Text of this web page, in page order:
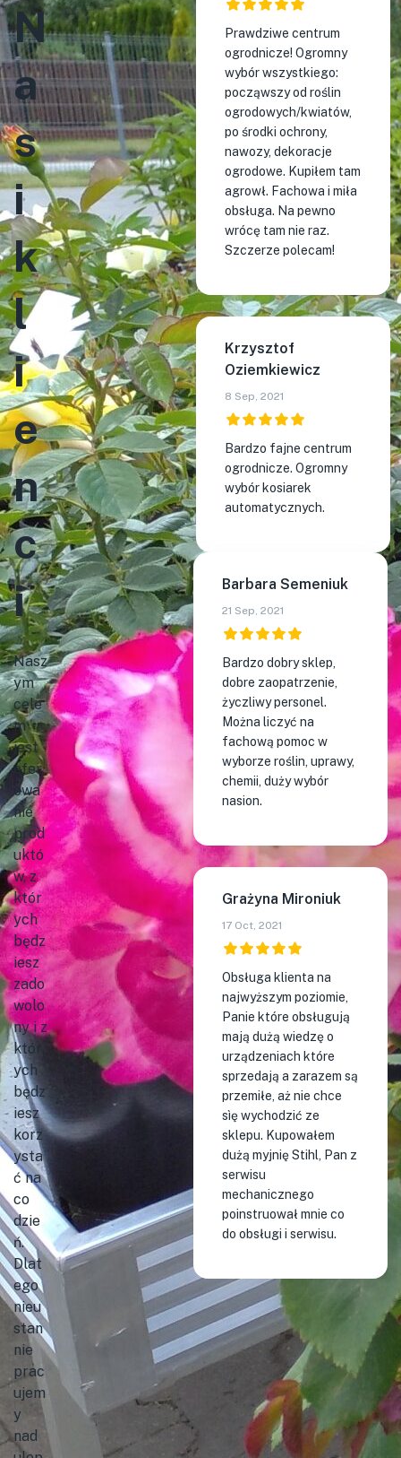
N
a
s
i
k
l
i
e
n
c
i
Nasz
ym
cele
m
jest
ofer
owa
nie
prod
uktó
w, z
któr
ych
będz
iesz
zado
wolo
ny i z
któr
ych
będz
iesz
korz
ysta
ć na
co
dzie
ń.
Dlat
ego
nieu
stan
nie
prac
ujem
y
nad
Prawdziwe centrum
ogrodnicze! Ogromny
wybór wszystkiego:
począwszy od roślin
ogrodowych/kwiatów,
po środki ochrony,
nawozy, dekoracje
ogrodowe. Kupiłem tam
agrowł. Fachowa i miła
obsługa. Na pewno
wrócę tam nie raz.
Szczerze polecam!
Bardzo fajne centrum
ogrodnicze. Ogromny
wybór kosiarek
automatycznych.
Krzysztof
Oziemkiewicz
8 Sep, 2021
Bardzo dobry sklep,
dobre zaopatrzenie,
życzliwy personel.
Można liczyć na
fachową pomoc w
wyborze roślin, uprawy,
chemii, duży wybór
nasion.
Barbara Semeniuk
21 Sep, 2021
Obsługa klienta na
najwyższym poziomie,
Panie które obsługują
mają dużą wiedzę o
urządzeniach które
sprzedają a zarazem są
przemiłe, aż nie chce
sìę wychodzić ze
sklepu. Kupowałem
dużą myjnię Stihl, Pan z
serwisu
mechanicznego
poinstruował mnie co
do obsługi i serwisu.
Grażyna Mironiuk
17 Oct, 2021